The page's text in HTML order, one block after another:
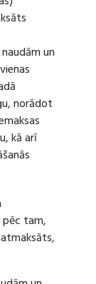
un
norādot
kā arī
pēc tam,